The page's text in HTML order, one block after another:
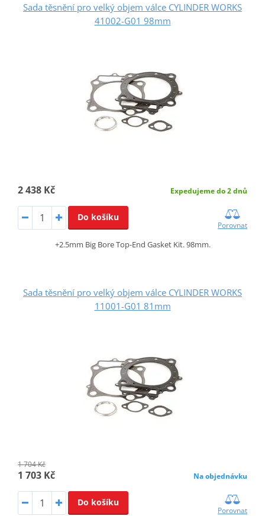
Sada těsnění pro velký objem válce CYLINDER WORKS
41002-G01 98mm
2 438 Kč Expedujeme do 2 dnů
Do košíku
Porovnat
+2.5mm Big Bore Top-End Gasket Kit. 98mm.
Sada těsnění pro velký objem válce CYLINDER WORKS
11001-G01 81mm
1 704 Kč
1 703 Kč Na objednávku
Do košíku
Porovnat